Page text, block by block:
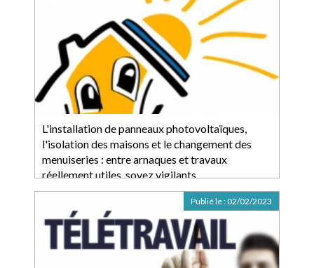
L'installation de panneaux photovoltaïques,
l'isolation des maisons et le changement des
menuiseries : entre arnaques et travaux
réellement utiles, soyez vigilants
Publié le : 02/02/2023